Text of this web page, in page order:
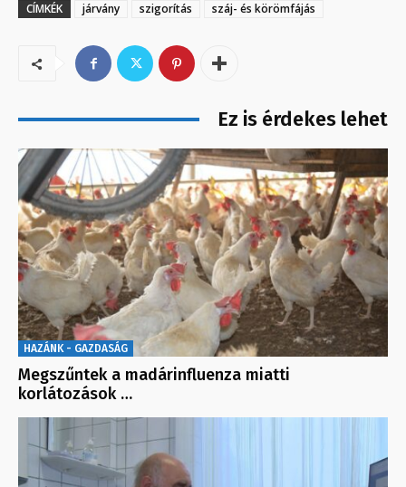
CÍMKÉK járvány szigorítás száj- és körömfájás
Ez is érdekes lehet
HAZÁNK - GAZDASÁG
Megszűntek a madárinfluenza miatti
korlátozások …